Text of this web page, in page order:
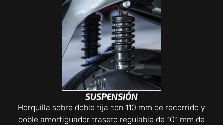
SUSPENSIÓN
Horquilla sobre doble tija con 110 mm de recorrido y
doble amortiguador trasero regulable de 101 mm de